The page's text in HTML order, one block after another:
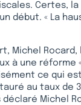
Certes, la
début. « La
Michel
à une réforme
ce qui
au taux de 3
déclaré Michel